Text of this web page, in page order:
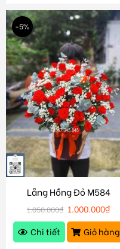
-5%
Lẵng Hồng Đỏ M584
1.050.000₫ 1.000.000₫
Chi tiết
Giỏ hàng